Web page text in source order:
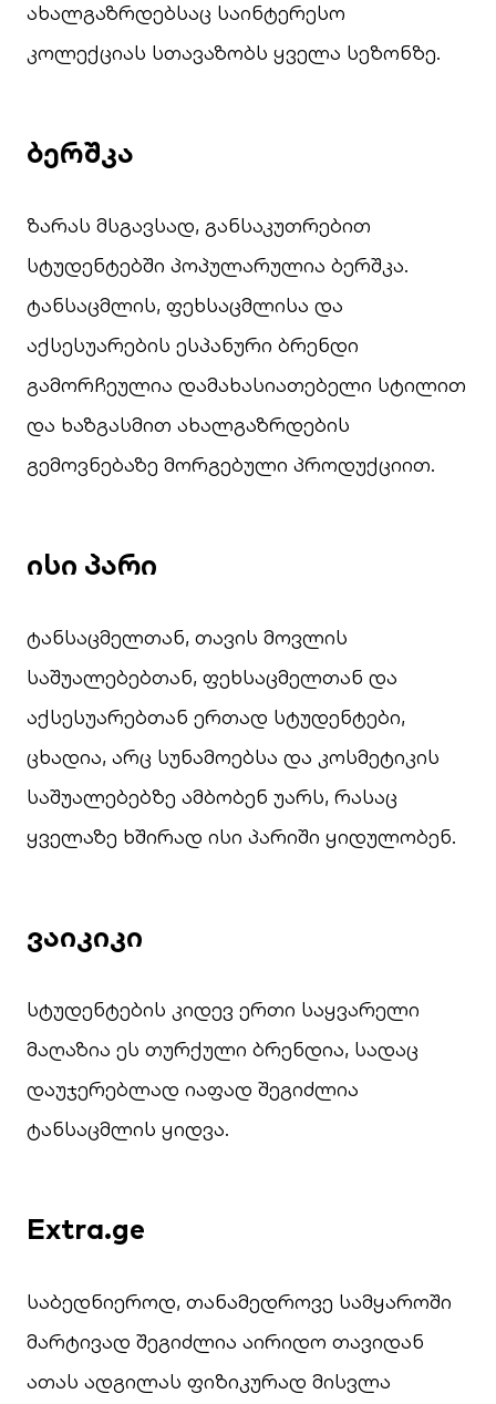
ახალგაზრდებსაც საინტერესო
კოლექციას სთავაზობს ყველა სეზონზე.
ბერშკა
ზარას მსგავსად, განსაკუთრებით
სტუდენტებში პოპულარულია ბერშკა.
ტანსაცმლის, ფეხსაცმლისა და
აქსესუარების ესპანური ბრენდი
გამორჩეულია დამახასიათებელი სტილით
და ხაზგასმით ახალგაზრდების
გემოვნებაზე მორგებული პროდუქციით.
ისი პარი
ტანსაცმელთან, თავის მოვლის
საშუალებებთან, ფეხსაცმელთან და
აქსესუარებთან ერთად სტუდენტები,
ცხადია, არც სუნამოებსა და კოსმეტიკის
საშუალებებზე ამბობენ უარს, რასაც
ყველაზე ხშირად ისი პარიში ყიდულობენ.
ვაიკიკი
სტუდენტების კიდევ ერთი საყვარელი
მაღაზია ეს თურქული ბრენდია, სადაც
დაუჯერებლად იაფად შეგიძლია
ტანსაცმლის ყიდვა.
Extra.ge
საბედნიეროდ, თანამედროვე სამყაროში
მარტივად შეგიძლია აირიდო თავიდან
ათას ადგილას ფიზიკურად მისვლა